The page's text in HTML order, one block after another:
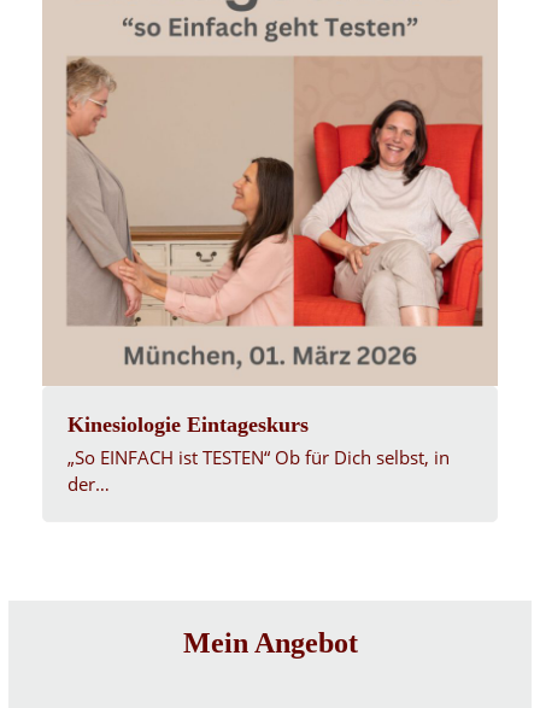
Kinesiologie Eintageskurs
„So EINFACH ist TESTEN“ Ob für Dich selbst, in
der…
Mein Angebot